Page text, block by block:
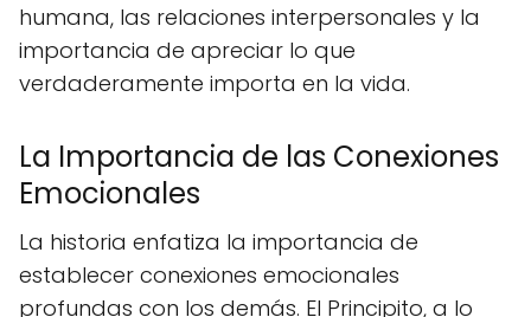
humana, las relaciones interpersonales y la
importancia de apreciar lo que
verdaderamente importa en la vida.
La Importancia de las Conexiones
Emocionales
La historia enfatiza la importancia de
establecer conexiones emocionales
profundas con los demás. El Principito, a lo